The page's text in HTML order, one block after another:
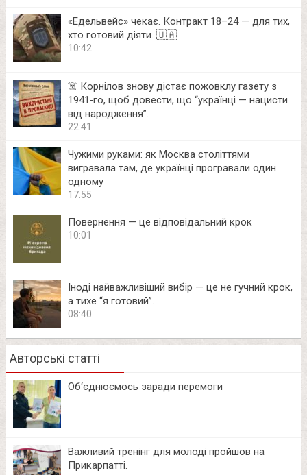
«Едельвейс» чекає. Контракт 18–24 — для тих,
хто готовий діяти. 🇺🇦
10:42
☠️ Корнілов знову дістає пожовклу газету з
1941‑го, щоб довести, що “українці — нацисти
від народження”.
22:41
Чужими руками: як Москва століттями
вигравала там, де українці програвали один
одному
17:55
Повернення — це відповідальний крок
10:01
Іноді найважливіший вибір — це не гучний крок,
а тихе “я готовий”.
08:40
Авторські статті
Об‘єднюємось заради перемоги
Важливий тренінг для молоді пройшов на
Прикарпатті.